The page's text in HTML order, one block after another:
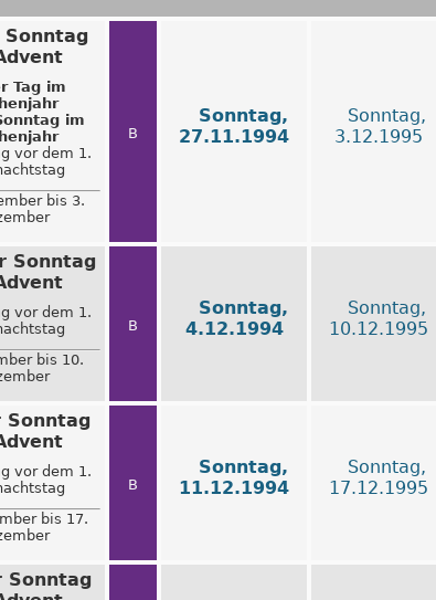
Tag im
im
vor dem 1.
bis 3.
B
Sonntag,
27.11.1994
Sonntag,
3.12.1995
Sonntag
vor dem 1.
bis 10.
B
Sonntag,
4.12.1994
Sonntag,
10.12.1995
vor dem 1.
bis 17.
B
Sonntag,
11.12.1994
Sonntag,
17.12.1995
Sonntag